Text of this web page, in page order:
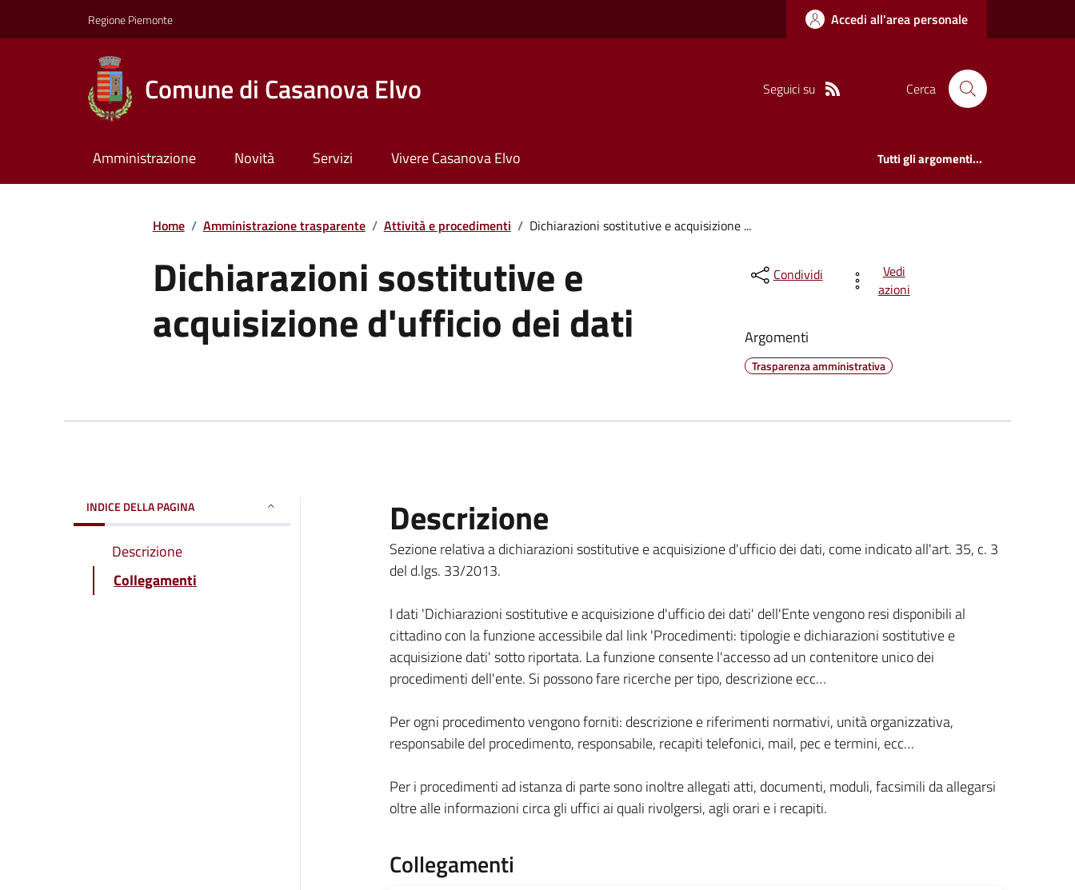
Regione Piemonte Accedi all'area personale
Comune di Casanova Elvo Seguici su Cerca
Amministrazione Novità Servizi Vivere Casanova Elvo Tutti gli argomenti...
Home / Amministrazione trasparente / Attività e procedimenti / Dichiarazioni sostitutive e acquisizione ...
Dichiarazioni sostitutive e
acquisizione d'ufficio dei dati
Condividi
Vedi
azioni
Argomenti
Trasparenza amministrativa
INDICE DELLA PAGINA
Descrizione
Collegamenti
Descrizione
Sezione relativa a dichiarazioni sostitutive e acquisizione d'ufficio dei dati, come indicato all'art. 35, c. 3
del d.lgs. 33/2013.
I dati 'Dichiarazioni sostitutive e acquisizione d'ufficio dei dati' dell'Ente vengono resi disponibili al
cittadino con la funzione accessibile dal link 'Procedimenti: tipologie e dichiarazioni sostitutive e
acquisizione dati' sotto riportata. La funzione consente l'accesso ad un contenitore unico dei
procedimenti dell'ente. Si possono fare ricerche per tipo, descrizione ecc…
Per ogni procedimento vengono forniti: descrizione e riferimenti normativi, unità organizzativa,
responsabile del procedimento, responsabile, recapiti telefonici, mail, pec e termini, ecc…
Per i procedimenti ad istanza di parte sono inoltre allegati atti, documenti, moduli, facsimili da allegarsi
oltre alle informazioni circa gli uffici ai quali rivolgersi, agli orari e i recapiti.
Collegamenti